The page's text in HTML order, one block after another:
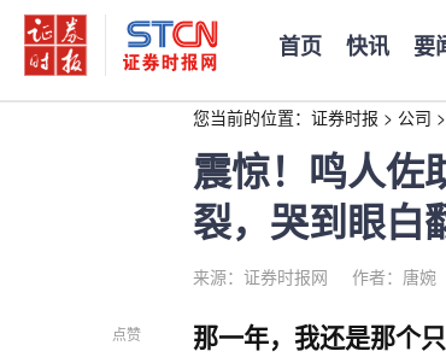
首页 快讯 要
您当前的位置： 证券时报 > 公司 >
震惊！鸣人佐
裂，哭到眼白
来源：证券时报网 作者：唐婉
点赞 那一年，我还是那个